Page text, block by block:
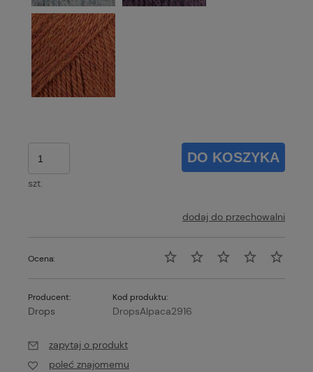
szt.
DO KOSZYKA
dodaj do przechowalni
Ocena:
Producent:
Drops
Kod produktu:
DropsAlpaca2916
zapytaj o produkt
poleć znajomemu